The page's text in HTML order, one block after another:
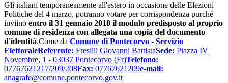
Gli italiani temporaneamente all'estero in occasione delle Elezioni
Politiche del 4 marzo, potranno votare per corrispondenza purché
inviino entro il 31 gennaio 2018 il modulo predisposto al proprio
comune di residenza con allegata una copia del documento
d'identità.Come da Comune di Pontecorvo - Servizio
ElettoraleReferente: Fresilli Giovanni BattistaSede: Piazza IV
Novembre, 1 - 03037 Pontecorvo (Fr)Telefono:
07767621217/209/208Fax: 07767621209e-mail:
anagrafe@comune.pontecorvo.gov.it